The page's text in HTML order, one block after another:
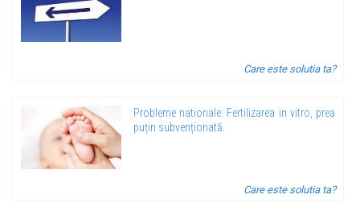
Care este solutia ta?
Probleme nationale: Fertilizarea in vitro, prea
puțin subvenționată.
Care este solutia ta?